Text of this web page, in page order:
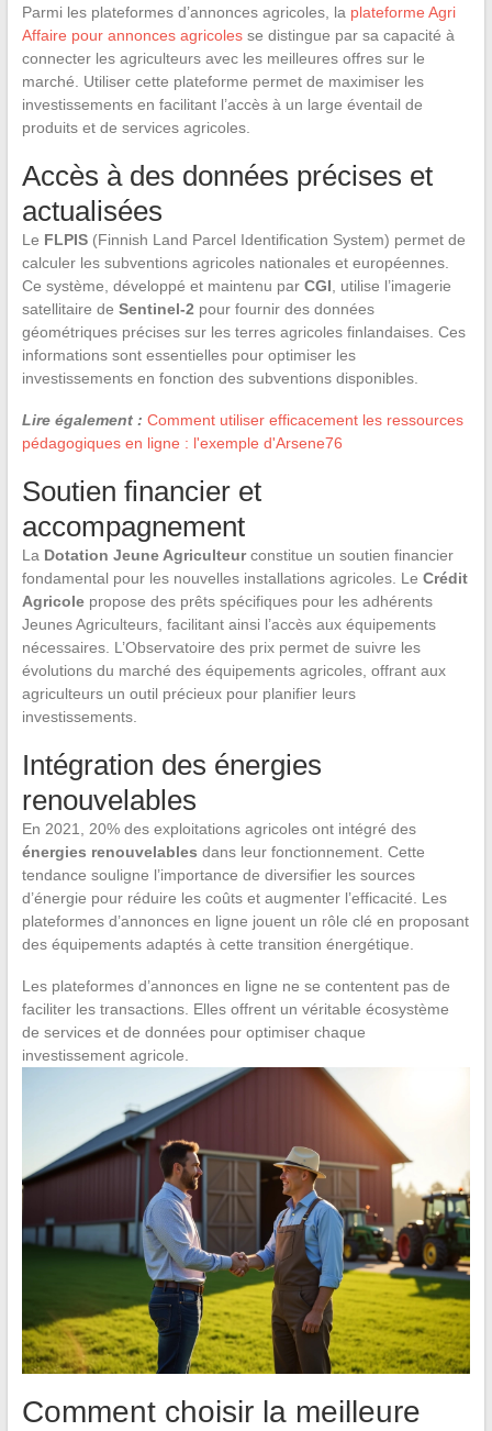
Parmi les plateformes d’annonces agricoles, la plateforme Agri
Affaire pour annonces agricolesse distingue par sa capacité à
connecter les agriculteurs avec les meilleures offres sur le
marché. Utiliser cette plateforme permet de maximiser les
investissements en facilitant l’accès à un large éventail de
produits et de services agricoles.
Accès à des données précises et
actualisées
Le FLPIS(Finnish Land Parcel Identification System) permet de
calculer les subventions agricoles nationales et européennes.
Ce système, développé et maintenu par CGI , utilise l’imagerie
satellitaire de Sentinel-2 pour fournir des données
géométriques précises sur les terres agricoles finlandaises. Ces
informations sont essentielles pour optimiser les
investissements en fonction des subventions disponibles.
Lire également : Comment utiliser efficacement les ressources
pédagogiques en ligne : l'exemple d'Arsene76
Soutien financier et
accompagnement
La Dotation Jeune Agriculteurconstitue un soutien financier
fondamental pour les nouvelles installations agricoles. Le Crédit
Agricolepropose des prêts spécifiques pour les adhérents
Jeunes Agriculteurs, facilitant ainsi l’accès aux équipements
nécessaires. L’Observatoire des prix permet de suivre les
évolutions du marché des équipements agricoles, offrant aux
agriculteurs un outil précieux pour planifier leurs
investissements.
Intégration des énergies
renouvelables
En 2021, 20% des exploitations agricoles ont intégré des
énergies renouvelables dans leur fonctionnement. Cette
tendance souligne l’importance de diversifier les sources
d’énergie pour réduire les coûts et augmenter l’efficacité. Les
plateformes d’annonces en ligne jouent un rôle clé en proposant
des équipements adaptés à cette transition énergétique.
Les plateformes d’annonces en ligne ne se contentent pas de
faciliter les transactions. Elles offrent un véritable écosystème
de services et de données pour optimiser chaque
investissement agricole.
Comment choisir la meilleure